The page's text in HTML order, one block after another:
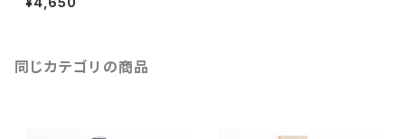
同じカテゴリの商品